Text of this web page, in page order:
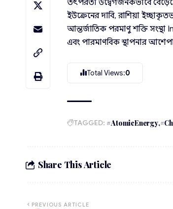
তৎপরতা উদ্বেগজনকভাবে
ইউক্রেনের দাবি, রাশিয়া
আন্তর্জাতিক পরমাণু শক্তি
এবং পারমাণবিক স্থাপনার
Total Views:0
TAGGED: #AtomicEnergy
Share This Article
PREVIOUS ARTICLE